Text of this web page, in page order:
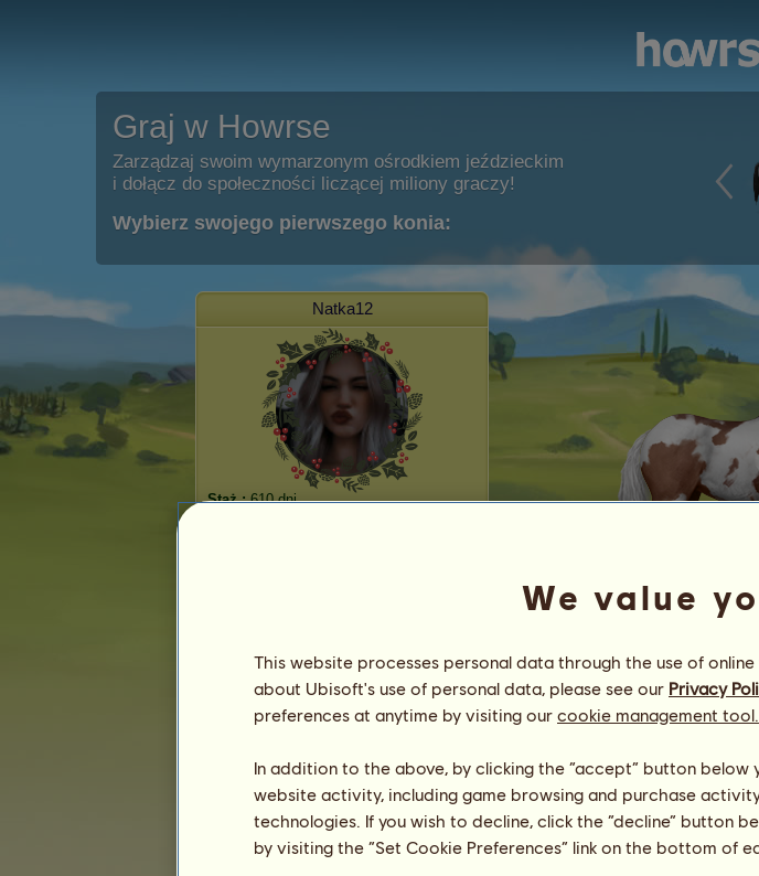
Graj w Howrse
Zarządzaj swoim wymarzonym ośrodkiem jeździeckim
i dołącz do społeczności liczącej miliony graczy!
Wybierz swojego pierwszego konia:
Natka12
Staż :610 dni
Ranking ogólny
Ranking gatunków
the umbrella
Energia
Zdrowie
We value
This website processes personal data through the use of
about Ubisoft's use of personal data, please see our Privacy
preferences at anytime by visiting our cookie management tool.
In addition to the above, by clicking the “accept” button
website activity, including game browsing and purchase
technologies. If you wish to decline, click the “decline” button
by visiting the “Set Cookie Preferences” link on the bottom of